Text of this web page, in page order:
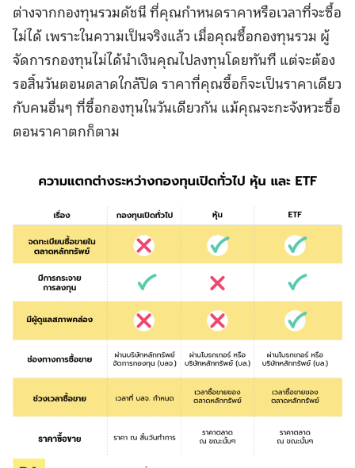
ต่างจากกองทุนรวมดัชนี ที่คุณกำหนดราคาหรือเวลาที่จะซื้อ
ไม่ได้ เพราะในความเป็นจริงแล้ว เมื่อคุณซื้อกองทุนรวม ผู้
จัดการกองทุนไม่ได้นำเงินคุณไปลงทุนโดยทันที แต่จะต้อง
รอสิ้นวันตอนตลาดใกล้ปิด ราคาที่คุณซื้อก็จะเป็นราคาเดียว
กับคนอื่นๆ ที่ซื้อกองทุนในวันเดียวกัน แม้คุณจะกะจังหวะซื้อ
ตอนราคาตกก็ตาม